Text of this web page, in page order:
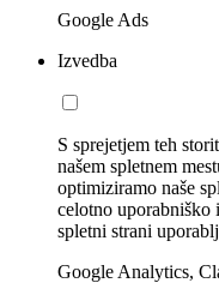
Google Ads
Izvedba
S sprejetjem teh
našem spletnem
optimiziramo naše
celotno uporabniško
spletni strani
Google Analytics,